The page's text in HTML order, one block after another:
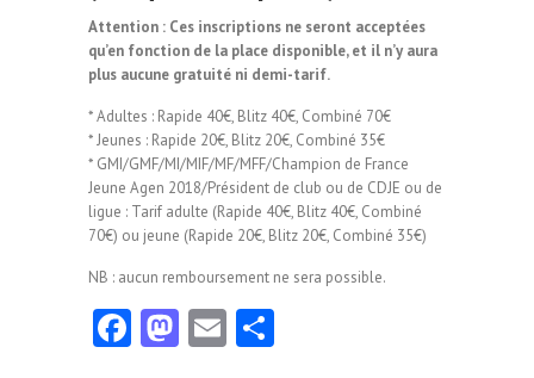
Attention : Ces inscriptions ne seront acceptées
qu’en fonction de la place disponible, et il n’y aura
plus aucune gratuité ni demi-tarif.
* Adultes : Rapide 40€, Blitz 40€, Combiné 70€
* Jeunes : Rapide 20€, Blitz 20€, Combiné 35€
* GMI/GMF/MI/MIF/MF/MFF/Champion de France
Jeune Agen 2018/Président de club ou de CDJE ou de
ligue : Tarif adulte (Rapide 40€, Blitz 40€, Combiné
70€) ou jeune (Rapide 20€, Blitz 20€, Combiné 35€)
NB : aucun remboursement ne sera possible.
Fa M E